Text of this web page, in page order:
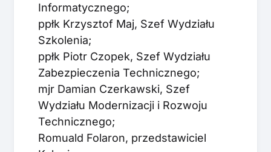
Informatycznego;
ppłk Krzysztof Maj, Szef Wydziału
Szkolenia;
ppłk Piotr Czopek, Szef Wydziału
Zabezpieczenia Technicznego;
mjr Damian Czerkawski, Szef
Wydziału Modernizacji i Rozwoju
Technicznego;
Romuald Folaron, przedstawiciel